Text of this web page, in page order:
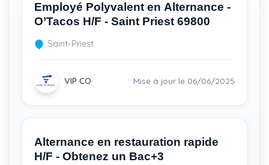
Employé Polyvalent en Alternance -
O’Tacos H/F - Saint Priest 69800
Saint-Priest
VIP CO Mise à jour le 06/06/2025
Alternance en restauration rapide
H/F - Obtenez un Bac+3